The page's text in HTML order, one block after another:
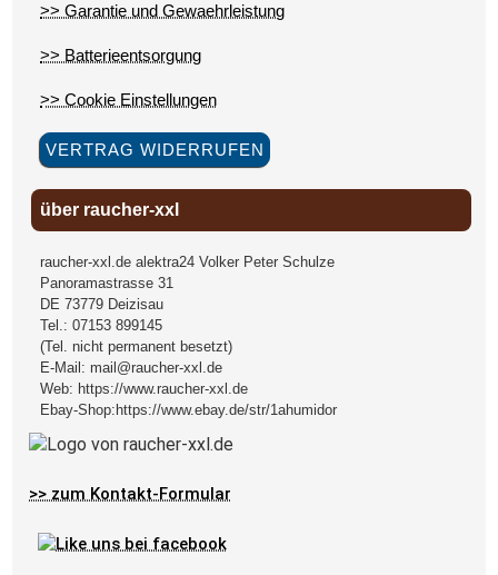
>> Garantie und Gewaehrleistung
>> Batterieentsorgung
>> Cookie Einstellungen
VERTRAG WIDERRUFEN
über raucher-xxl
raucher-xxl.de alektra24 Volker Peter Schulze
Panoramastrasse 31
DE 73779 Deizisau
Tel.:07153 899145
(Tel. nicht permanent besetzt)
E-Mail: mail@raucher-xxl.de
Web: https://www.raucher-xxl.de
Ebay-Shop: https://www.ebay.de/str/1ahumidor
>> zum Kontakt-Formular